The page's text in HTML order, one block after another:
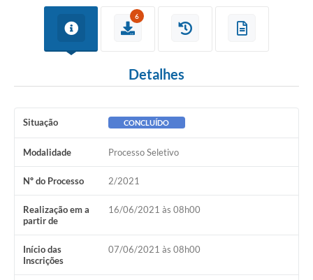
Coleta seletiva - Informações
Legislação
Galeria de Fotos
Audiências Públicas
Arquivos para Download
Galeria de Vídeos
6
Detalhes
Situação CONCLUÍDO
Modalidade Processo Seletivo
Nº do Processo 2/2021
Realização em a
partir de
16/06/2021 às 08h00
Início das
Inscrições
07/06/2021 às 08h00